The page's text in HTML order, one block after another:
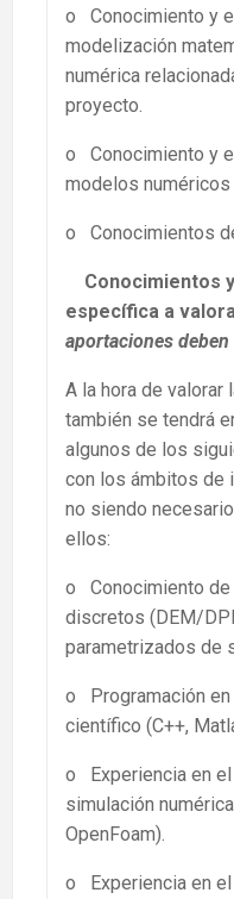
o Conocimiento y
modelización
numérica
proyecto.
o Conocimiento y
modelos numéricos
o Conocimientos
Conocimientos
específica a
aportaciones
A la hora de valorar
también se tendrá
algunos de los
con los ámbitos de
no siendo
ellos:
o Conocimiento
discretos (DEM/
parametrizados de
o Programación en
científico (C++,
o Experiencia en
simulación
OpenFoam).
o Experiencia en